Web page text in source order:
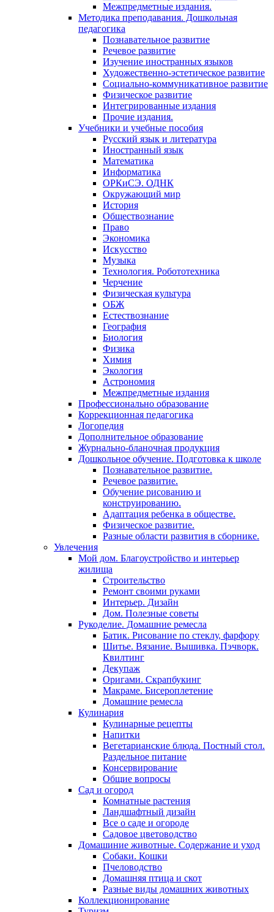
Межпредметные издания.
Методика преподавания. Дошкольная
педагогика
Познавательное развитие
Речевое развитие
Изучение иностранных языков
Художественно-эстетическое развитие
Социально-коммуникативное развитие
Физическое развитие
Интегрированные издания
Прочие издания.
Учебники и учебные пособия
Русский язык и литература
Иностранный язык
Математика
Информатика
ОРКиСЭ. ОДНК
Окружающий мир
История
Обществознание
Право
Экономика
Искусство
Музыка
Технология. Робототехника
Черчение
Физическая культура
ОБЖ
Естествознание
География
Биология
Физика
Химия
Экология
Астрономия
Межпредметные издания
Профессионально образование
Коррекционная педагогика
Логопедия
Дополнительное образование
Журнально-бланочная продукция
Дошкольное обучение. Подготовка к школе
Познавательное развитие.
Речевое развитие.
Обучение рисованию и
конструированию.
Адаптация ребенка в обществе.
Физическое развитие.
Разные области развития в сборнике.
Увлечения
Мой дом. Благоустройство и интерьер
жилища
Строительство
Ремонт своими руками
Интерьер. Дизайн
Дом. Полезные советы
Рукоделие. Домашние ремесла
Батик. Рисование по стеклу, фарфору
Шитье. Вязание. Вышивка. Пэчворк.
Квилтинг
Декупаж
Оригами. Скрапбукинг
Макраме. Бисероплетение
Домашние ремесла
Кулинария
Кулинарные рецепты
Напитки
Вегетарианские блюда. Постный стол.
Раздельное питание
Консервирование
Общие вопросы
Сад и огород
Комнатные растения
Ландшафтный дизайн
Все о саде и огороде
Садовое цветоводство
Домашиние животные. Содержание и уход
Собаки. Кошки
Пчеловодство
Домашняя птица и скот
Разные виды домашних животных
Коллекционирование